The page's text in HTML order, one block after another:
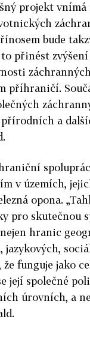
projekt
bude
to přinést
příhraničí.
a
v územích,
opona.
pro skutečnou
hranic
jazykových,
funguje jako
její společné
úrovních, a